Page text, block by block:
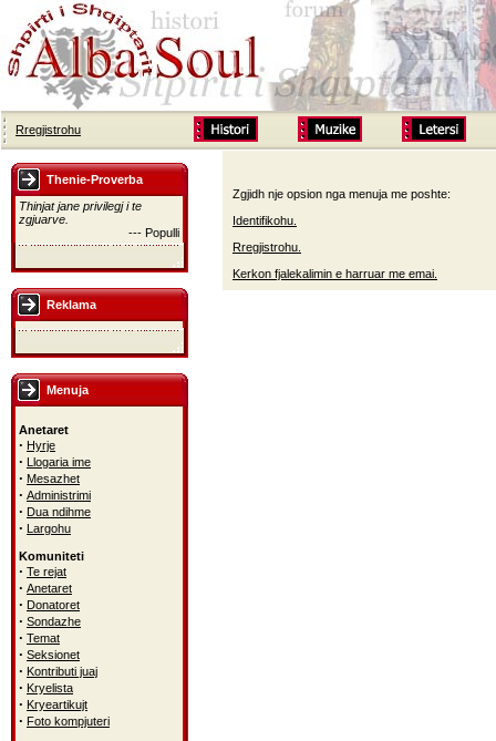
Rregjistrohu
Thenie-Proverba
Thinjat jane privilegj i te
zgjuarve.
--- Populli
Reklama
Menuja
Anetaret
· Hyrje
· Llogaria ime
· Mesazhet
· Administrimi
· Dua ndihme
· Largohu
Komuniteti
· Te rejat
· Anetaret
· Donatoret
· Sondazhe
· Temat
· Seksionet
· Kontributi juaj
· Kryelista
· Kryeartikujt
· Foto kompjuteri
Zgjidh nje opsion nga menuja me poshte:
Identifikohu.
Rregjistrohu.
Kerkon fjalekalimin e harruar me emai.